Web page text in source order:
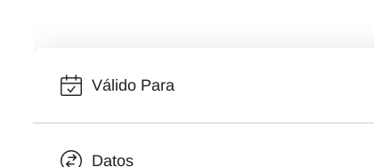
Válido Para
Datos